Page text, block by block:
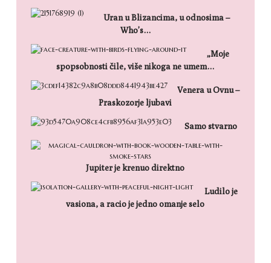
Uran u Blizancima, u odnosima –
Who’s…
„Moje
spopsobnosti čile, više nikoga ne umem…
Venera u Ovnu –
Praskozorje ljubavi
Samo stvarno
Jupiter je krenuo direktno
Ludilo je
vasiona, a racio je jedno omanje selo